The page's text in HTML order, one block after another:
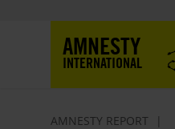
AMNESTY
INTERNATIONAL
AMNESTY REPORT